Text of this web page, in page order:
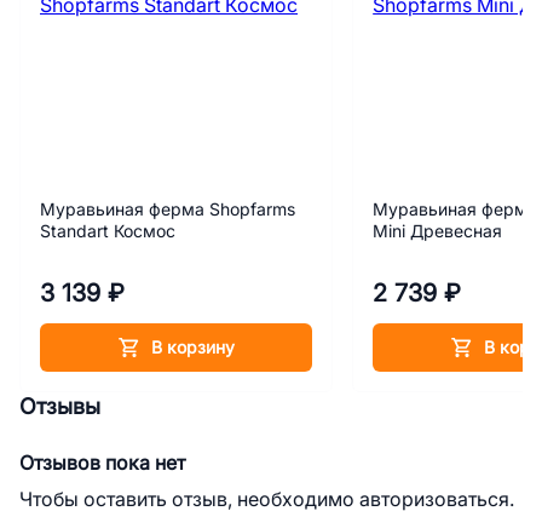
Муравьиная ферма Shopfarms
Standart Космос
3 139 ₽
В корзину
Муравьиная ферма
Mini Древесная
2 739 ₽
В
Отзывы
Отзывов пока нет
Чтобы оставить отзыв, необходимо авторизоваться.